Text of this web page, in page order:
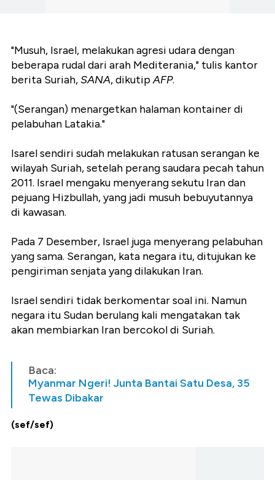
"Musuh, Israel, melakukan agresi udara dengan
beberapa rudal dari arah Mediterania," tulis kantor
berita Suriah,SANA, dikutipAFP.
"(Serangan) menargetkan halaman kontainer di
pelabuhan Latakia."
Isarel sendiri sudah melakukan ratusan serangan ke
wilayah Suriah, setelah perang saudara pecah tahun
2011. Israel mengaku menyerang sekutu Iran dan
pejuang Hizbullah, yang jadi musuh bebuyutannya
di kawasan.
Pada 7 Desember, Israel juga menyerang pelabuhan
yang sama. Serangan, kata negara itu, ditujukan ke
pengiriman senjata yang dilakukan Iran.
Israel sendiri tidak berkomentar soal ini. Namun
negara itu Sudan berulang kali mengatakan tak
akan membiarkan Iran bercokol di Suriah.
Baca:
Myanmar Ngeri! Junta Bantai Satu Desa, 35
Tewas Dibakar
(sef/sef)